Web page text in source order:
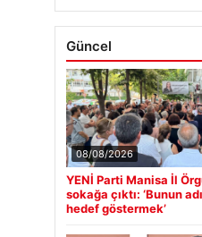
Güncel
08/08/2026
YENİ Parti Manisa İl
sokağa çıktı: ‘Bunun
hedef göstermek’